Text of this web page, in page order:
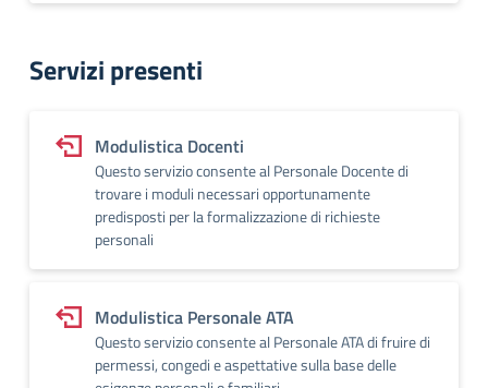
Servizi presenti
Modulistica Docenti
Questo servizio consente al Personale Docente di
trovare i moduli necessari opportunamente
predisposti per la formalizzazione di richieste
personali
Modulistica Personale ATA
Questo servizio consente al Personale ATA di fruire di
permessi, congedi e aspettative sulla base delle